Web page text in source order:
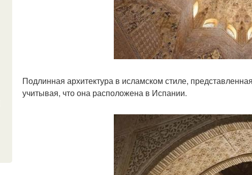
Подлинная архитектура в исламском стиле,
учитывая, что она расположена в Испании.